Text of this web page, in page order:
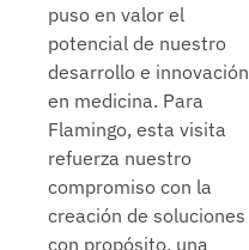
puso en valor el
potencial de nuestro
desarrollo e innovación
en medicina. Para
Flamingo, esta visita
refuerza nuestro
compromiso con la
creación de soluciones
con propósito, una